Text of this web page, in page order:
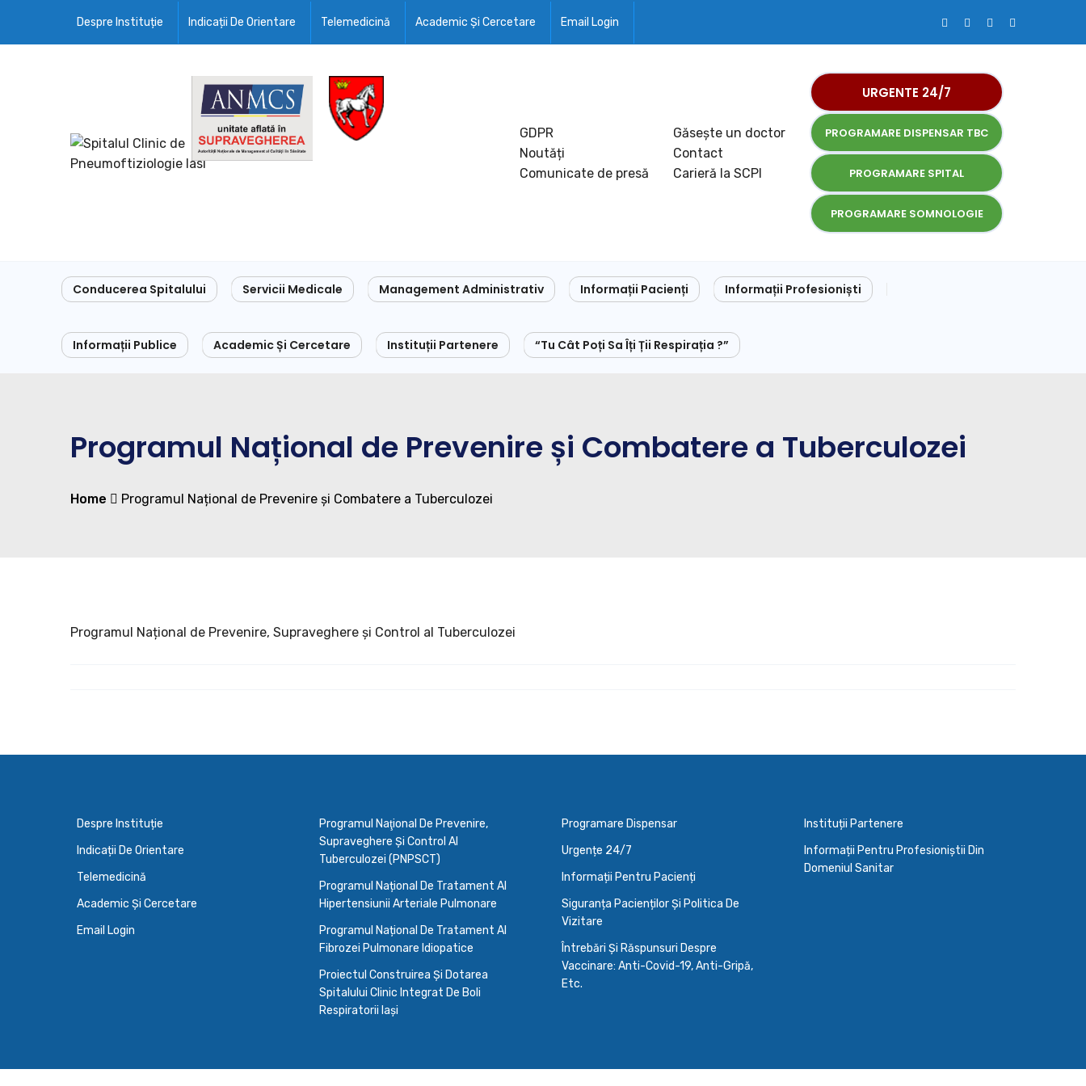
Despre Instituție Indicații De Orientare Telemedicină Academic Și Cercetare Email Login
GDPR
Noutăți
Comunicate de presă
Găsește un doctor
Contact
Carieră la SCPI
URGENTE 24/7
PROGRAMARE DISPENSAR TBC
PROGRAMARE SPITAL
PROGRAMARE SOMNOLOGIE
Conducerea Spitalului Servicii Medicale Management Administrativ Informații Pacienți Informații Profesioniști
Informații Publice Academic Și Cercetare Instituții Partenere “Tu Cât Poți Sa Îți Ții Respirația ?”
Programul Național de Prevenire și Combatere a Tuberculozei
Home Programul Național de Prevenire și Combatere a Tuberculozei
Programul Național de Prevenire, Supraveghere și Control al Tuberculozei
Despre Instituție
Indicații De Orientare
Telemedicină
Academic Și Cercetare
Email Login
Programul Naţional De Prevenire,
Supraveghere Şi Control Al
Tuberculozei (PNPSCT)
Programul Național De Tratament Al
Hipertensiunii Arteriale Pulmonare
Programul Național De Tratament Al
Fibrozei Pulmonare Idiopatice
Proiectul Construirea Și Dotarea
Spitalului Clinic Integrat De Boli
Respiratorii Iași
Programare Dispensar
Urgențe 24/7
Informații Pentru Pacienți
Siguranța Pacienților Și Politica De
Vizitare
Întrebări Și Răspunsuri Despre
Vaccinare: Anti-Covid-19, Anti-Gripă,
Etc.
Instituții Partenere
Informații Pentru Profesioniștii Din
Domeniul Sanitar